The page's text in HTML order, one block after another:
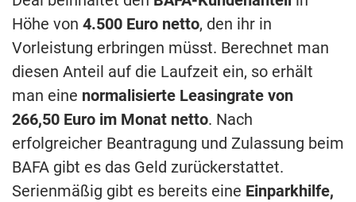
Höhe von 4.500 Euro netto, den ihr in
Vorleistung erbringen müsst. Berechnet man
diesen Anteil auf die Laufzeit ein, so erhält
man eine normalisierte Leasingrate von
266,50 Euro im Monat netto. Nach
erfolgreicher Beantragung und Zulassung beim
BAFA gibt es das Geld zurückerstattet.
Serienmäßig gibt es bereits eine Einparkhilfe,